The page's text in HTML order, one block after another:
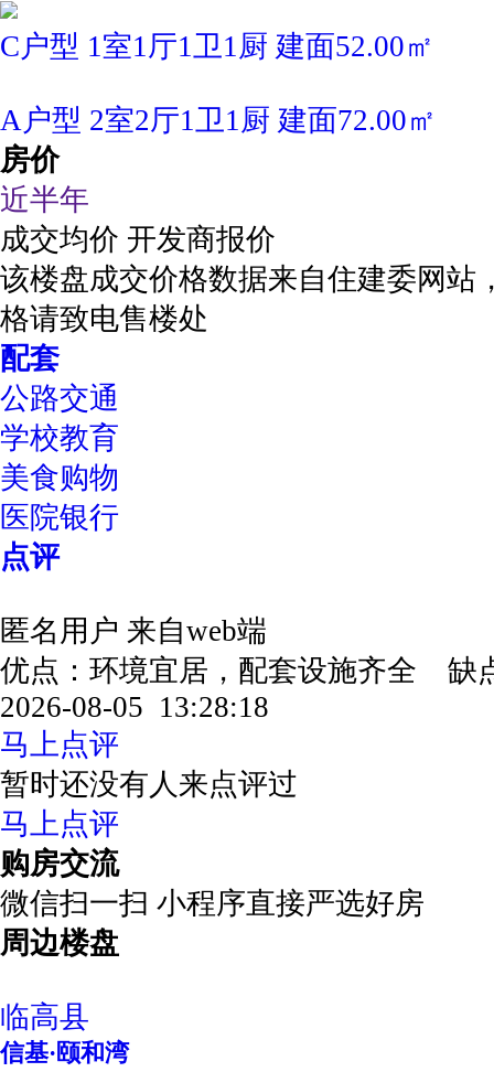
C户型 1室1厅1卫1厨 建面52.00㎡
A户型 2室2厅1卫1厨 建面72.00㎡
房价
近半年
成交均价 开发商报价
该楼盘成交价格数据来自住建委网站
格请致电售楼处
配套
公路交通
学校教育
美食购物
医院银行
点评
匿名用户 来自web端
优点：环境宜居，配套设施齐全
2026-08-05 13:28:18
马上点评
暂时还没有人来点评过
马上点评
购房交流
微信扫一扫 小程序直接严选好房
周边楼盘
临高县
信基·颐和湾